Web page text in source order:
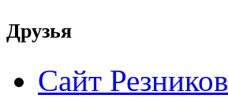
Друзья
Сайт Резников